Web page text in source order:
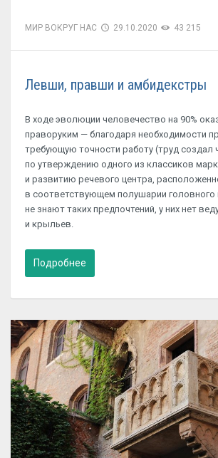
МИР ВОКРУГ НАС 29.10.2020 43 215
Левши, правши и амбидекстры
В ходе эволюции человечество на 90%
праворуким — благодаря необходимости
требующую точности работу (труд создал
по утверждению одного из классиков
и развитию речевого центра,
в соответствующем полушарии
не знают таких предпочтений, у них нет
и крыльев.
Подробнее